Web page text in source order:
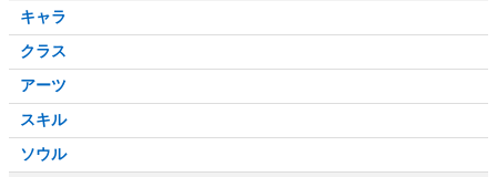
キャラ
クラス
アーツ
スキル
ソウル